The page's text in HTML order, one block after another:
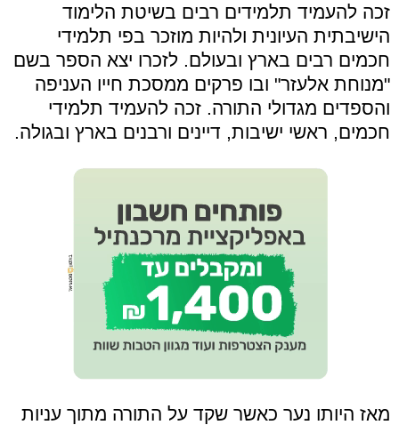
זכה להעמיד תלמידים רבים בשיטת הלימוד
הישיבתית העיונית ולהיות מוזכר בפי תלמידי
חכמים רבים בארץ ובעולם. לזכרו יצא הספר בשם
"מנוחת אלעזר" ובו פרקים ממסכת חייו העניפה
והספדים מגדולי התורה. זכה להעמיד תלמידי
חכמים, ראשי ישיבות, דיינים ורבנים בארץ ובגולה.
מאז היותו נער כאשר שקד על התורה מתוך עניות